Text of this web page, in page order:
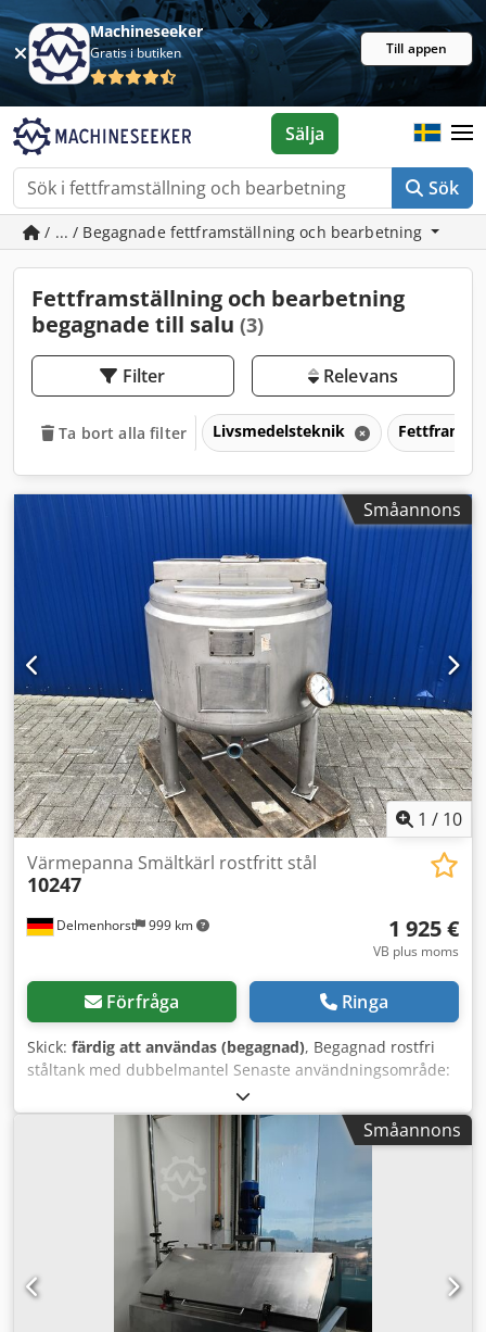
Machineseeker
Gratis i butiken Till appen
Sök
Sälja
/ ... / Begagnade fettframställning och bearbetning
Fettframställning och bearbetning
begagnade till salu (3)
Filter Relevans
Ta bort alla filter Livsmedelsteknik
Småannons
1 / 10
Delmenhorst 999 km
Värmepanna Smältkärl rostfritt stål
10247
1 925 €
VB plus moms
Förfråga Ringa
Skick: färdig att användas (begagnad), Begagnad rostfri
ståltank med dubbelmantel Senaste användningsområde:
Livsmedel TANKEN ÄR RENGJORD! Artikelnummer: 10247
Volym: ca 400L Typ: Stående på ben Material
(medieberörda ytor): 1.4301 / AISI304 Utförande:
Dubbelmantel Botten: Klöpperbotten Topplock: Plattlock
med vikbart lock Driftstryck enl. typskylt: ATM Mått tank:
tankdiameter: 930 mm Cylinderhöjd: 450 mm Djdpfx Agsd
A Tt Ao Ujkr Totalhöjd: ca 1220 mm Benhöjd: 480 mm
Material: Invändigt: 1.4301 / AISI 304 Utvändigt: 1.4301 /
AISI 304 Utrustning: Dubbelmantel runt cylinder och
botten Diverse anslutningar Vikbart lock
Omrörarinfästning Typskylt
Småannons